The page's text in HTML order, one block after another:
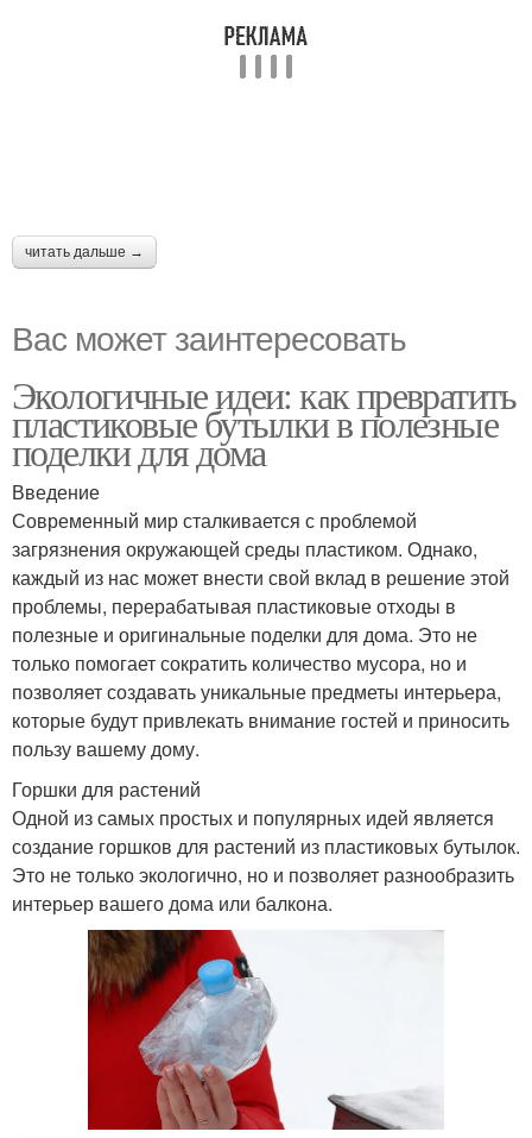
читать дальше →
Вас может заинтересовать
Экологичные идеи: как превратить
пластиковые бутылки в полезные
поделки для дома
Введение
Современный мир сталкивается с проблемой
загрязнения окружающей среды пластиком. Однако,
каждый из нас может внести свой вклад в решение этой
проблемы, перерабатывая пластиковые отходы в
полезные и оригинальные поделки для дома. Это не
только помогает сократить количество мусора, но и
позволяет создавать уникальные предметы интерьера,
которые будут привлекать внимание гостей и приносить
пользу вашему дому.
Горшки для растений
Одной из самых простых и популярных идей является
создание горшков для растений из пластиковых бутылок.
Это не только экологично, но и позволяет разнообразить
интерьер вашего дома или балкона.